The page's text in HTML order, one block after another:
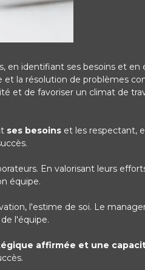
en identifiant ses besoins et en
la résolution de problèmes
et de favoriser un climat de
ses besoins et les respectant,
En valorisant leurs
équipe.
l'estime de soi. Le
l'équipe.
affirmée et une